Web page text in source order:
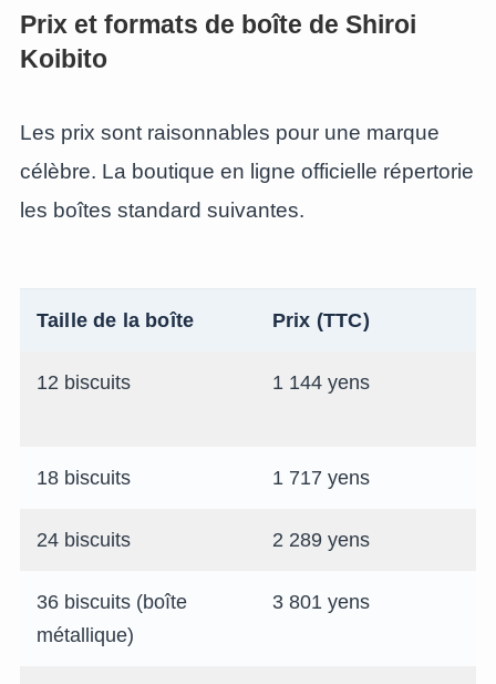
Prix et formats de boîte de Shiroi
Koibito
Les prix sont raisonnables pour une marque
célèbre. La boutique en ligne officielle répertorie
les boîtes standard suivantes.
Taille de la boîte Prix (TTC)
12 biscuits 1 144 yens
18 biscuits 1 717 yens
24 biscuits 2 289 yens
36 biscuits (boîte
métallique)
3 801 yens